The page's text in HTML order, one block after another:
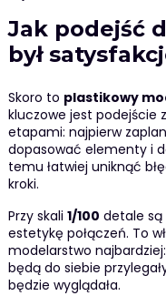
Jak podejść
był
Skoro to plastikowy
kluczowe jest podejście
etapami: najpierw
dopasować elementy i
temu łatwiej uniknąć
kroki.
Przy skali 1/100 detale są
estetykę połączeń. To
modelarstwo
będą do siebie
będzie wyglądała.